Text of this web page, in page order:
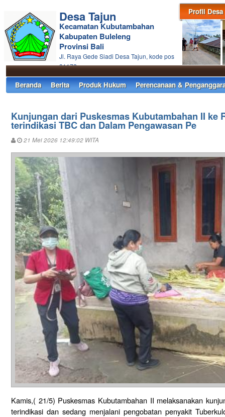
Profil Desa
Desa Tajun
Kecamatan Kubutambahan
Kabupaten Buleleng
Provinsi Bali
Jl. Raya Gede Siadi Desa Tajun, kode pos
81172
Beranda Berita Produk Hukum Perencanaan &
Kunjungan dari Puskesmas Kubutambahan II ke
terindikasi TBC dan Dalam Pengawasan Pe
21 Mei 2026 12:49:02 WITA
Kamis,( 21/5) Puskesmas Kubutambahan II melaksanakan
terindikasi dan sedang menjalani pengobatan penyakit